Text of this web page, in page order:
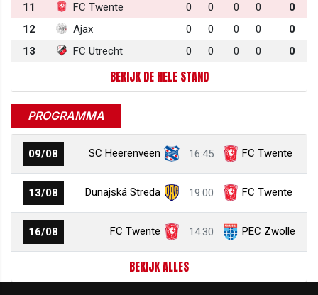
11
FC Twente 0 0 0 0
0
12
Ajax 0 0 0 0
0
13
FC Utrecht 0 0 0 0 0
BEKIJK DE HELE STAND
PROGRAMMA
09/08 SC Heerenveen 16:45 FC Twente
13/08 Dunajská Streda 19:00 FC Twente
16/08 FC Twente 14:30 PEC Zwolle
BEKIJK ALLES